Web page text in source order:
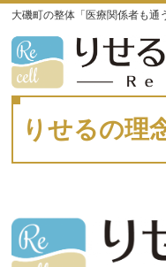
大磯町の整体「医療関係者も通
りせるの理